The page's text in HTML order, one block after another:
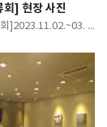
[2023 성과교류회] 현장 사진
[ 2023 성과교류회]2023.11.02.~03. 가톨릭대학교 성의교정 성의회관 마리아홀